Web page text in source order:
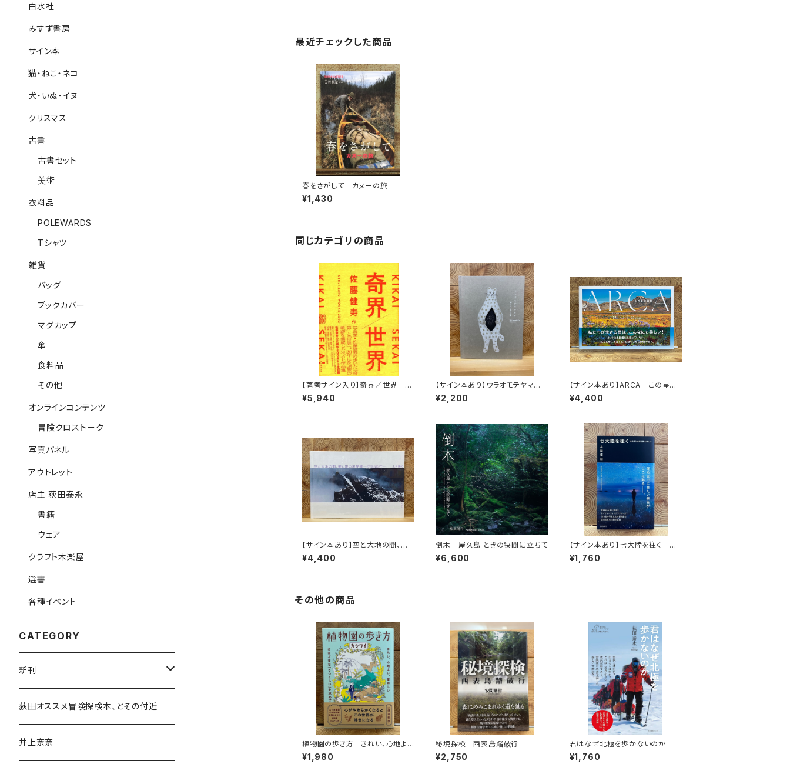
最近チェックした商品
春をさがして カヌーの旅
¥1,430
同じカテゴリの商品
【著者サイン入り】奇界／世界 佐
藤健寿作品集
¥5,940
【サイン本あり】ウラオモテヤマネ
コ
¥2,200
【サイン本あり】ARCA この星の
物語
¥4,400
【サイン本あり】空と大地の間、夢
と現の境界線 ─EVEREST─
¥4,400
倒木 屋久島 ときの狭間に立ちて
¥6,600
【サイン本あり】七大陸を往く 心
を震わす風景を探して
¥1,760
その他の商品
植物園の歩き方 きれい、心地よ
い、愛おしい さまざまな「うつくし
い」を求めて
¥1,980
秘境探検 西表島踏破行
¥2,750
君はなぜ北極を歩かないのか
¥1,760
白水社
みすず書房
サイン本
猫・ねこ・ネコ
犬・いぬ・イヌ
クリスマス
古書
古書セット
美術
衣料品
POLEWARDS
Tシャツ
雑貨
バッグ
ブックカバー
マグカップ
傘
食料品
その他
オンラインコンテンツ
冒険クロストーク
写真パネル
アウトレット
店主 荻田泰永
書籍
ウェア
クラフト木楽屋
選書
各種イベント
CATEGORY
新刊
和書
文学・小説・物語
荻田オススメ冒険探検本、とその付近
井上奈奈